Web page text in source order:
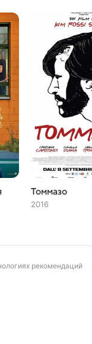
Томмазо
2016
рекомендаций